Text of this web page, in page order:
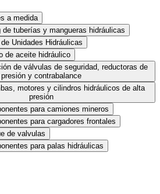
a medida
tuberías y mangueras hidráulicas
Unidades Hidráulicas
de aceite hidráulico
de válvulas de seguridad, reductoras de
presión y contrabalance
motores y cilindros hidráulicos de alta
presión
para camiones mineros
para cargadores frontales
de valvulas
para palas hidráulicas